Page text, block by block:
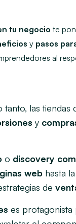
tu negocio te
y pasos
al
tanto, las tiendas
y
o discovery
web hasta
de
es